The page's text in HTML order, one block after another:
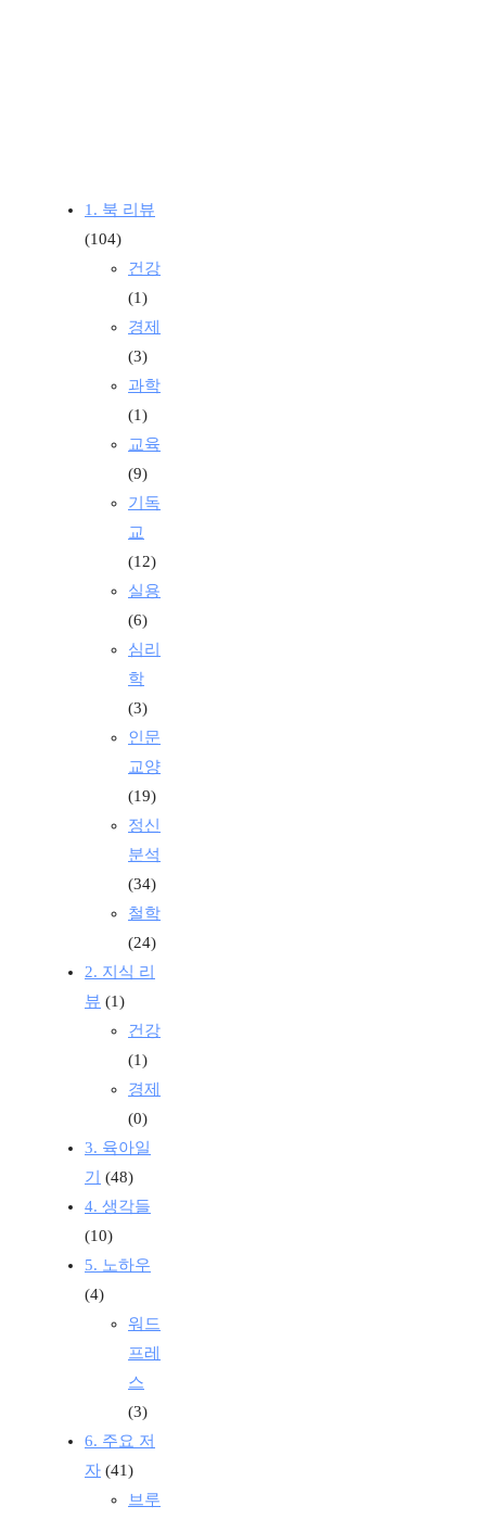
1. 북 리뷰
(104)
건강
(1)
경제
(3)
과학
(1)
교육
(9)
기독
교
(12)
실용
(6)
심리
학
(3)
인문
교양
(19)
정신
분석
(34)
철학
(24)
2. 지식 리
뷰 (1)
건강
(1)
경제
(0)
3. 육아일
기
(48)
4. 생각들
(10)
5. 노하우
(4)
워드
프레
스
(3)
6. 주요 저
자 (41)
브루